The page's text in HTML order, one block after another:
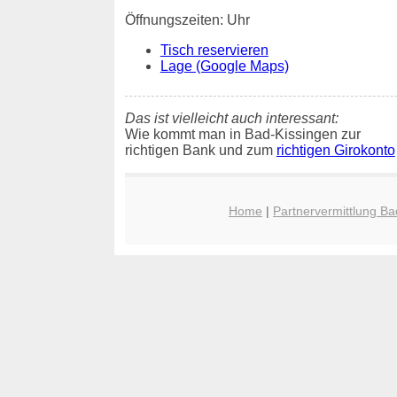
Öffnungszeiten: Uhr
Tisch reservieren
Lage (Google Maps)
Das ist vielleicht auch interessant:
Wie kommt man in Bad-Kissingen zur
richtigen Bank und zum richtigen Girokonto
Home | Partnervermittlung